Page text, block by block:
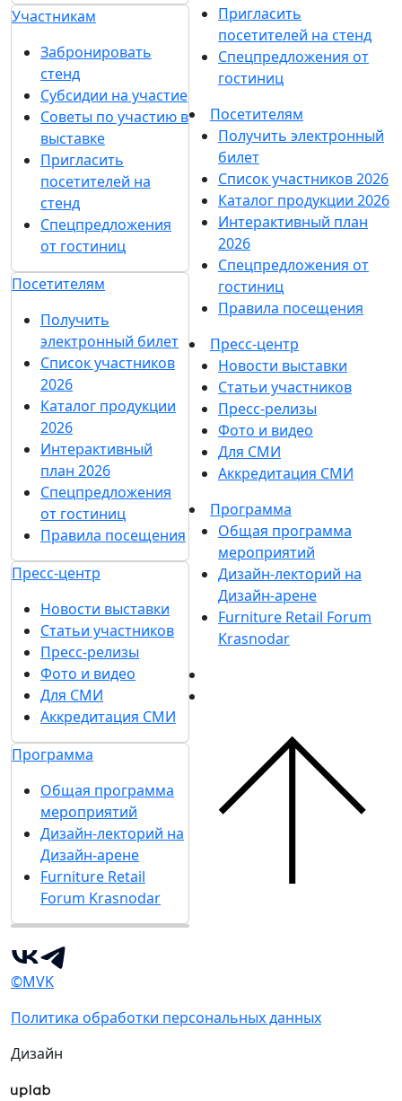
Участникам
Забронировать
стенд
Субсидии на участие
Советы по участию в
выставке
Пригласить
посетителей на
стенд
Спецпредложения
от гостиниц
Посетителям
Получить
электронный билет
Список участников
2026
Каталог продукции
2026
Интерактивный
план 2026
Спецпредложения
от гостиниц
Правила посещения
Пресс-центр
Новости выставки
Статьи участников
Пресс-релизы
Фото и видео
Для СМИ
Аккредитация СМИ
Программа
Общая программа
мероприятий
Дизайн-лекторий на
Дизайн-арене
Furniture Retail
Forum Krasnodar
Пригласить
посетителей на стенд
Спецпредложения от
гостиниц
Посетителям
Получить электронный
билет
Список участников 2026
Каталог продукции 2026
Интерактивный план
2026
Спецпредложения от
гостиниц
Правила посещения
Пресс-центр
Новости выставки
Статьи участников
Пресс-релизы
Фото и видео
Для СМИ
Аккредитация СМИ
Программа
Общая программа
мероприятий
Дизайн-лекторий на
Дизайн-арене
Furniture Retail Forum
Krasnodar
©MVK
Политика обработки персональных данных
Дизайн